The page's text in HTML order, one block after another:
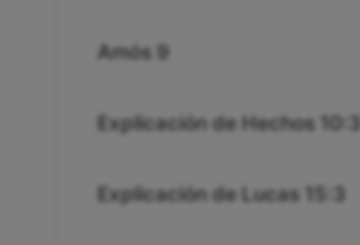
Amós 9
Explicación de Hechos 10:3
Explicación de Lucas 15:3